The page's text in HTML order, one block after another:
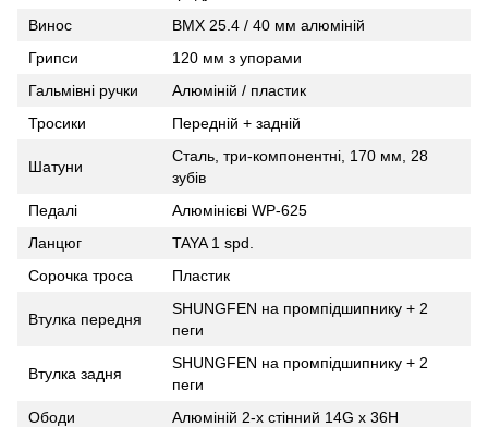
Винос
BMX 25.4 / 40 мм алюміній
Грипси
120 мм з упорами
Гальмівні ручки
Алюміній / пластик
Тросики
Передній + задній
Шатуни
Сталь, три-компонентні, 170 мм, 28
зубів
Педалі
Алюмінієві WP-625
Ланцюг
TAYA 1 spd.
Сорочка троса
Пластик
Втулка передня
SHUNGFEN на промпідшипнику + 2
пеги
Втулка задня
SHUNGFEN на промпідшипнику + 2
пеги
Ободи
Алюміній 2-х стінний 14G х 36H